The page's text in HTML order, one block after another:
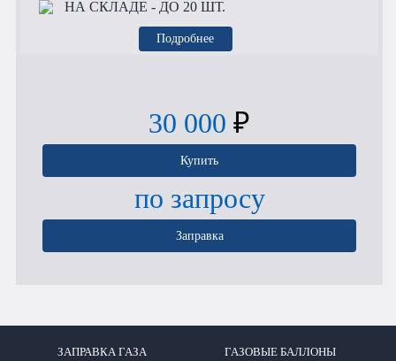
НА СКЛАДЕ - ДО 20 ШТ.
Подробнее
30 000 ₽
Купить
по запросу
Заправка
ЗАПРАВКА ГАЗА ГАЗОВЫЕ БАЛЛОНЫ